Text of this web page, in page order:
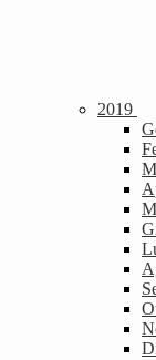
2019